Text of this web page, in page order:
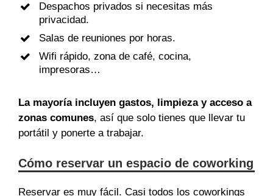
Despachos privados si necesitas más
privacidad.
Salas de reuniones por horas.
Wifi rápido, zona de café, cocina,
impresoras…
La mayoría incluyen gastos, limpieza y acceso a
zonas comunes, así que solo tienes que llevar tu
portátil y ponerte a trabajar.
Cómo reservar un espacio de coworking
Reservar es muy fácil. Casi todos los coworkings